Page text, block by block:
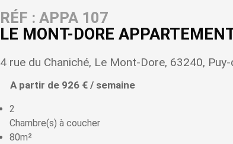
RÉF : APPA 107
LE MONT-DORE
4 rue du Chaniché, Le Mont-Dore, 63240,
A partir de 926 € / semaine
2
Chambre(s) à coucher
80m²